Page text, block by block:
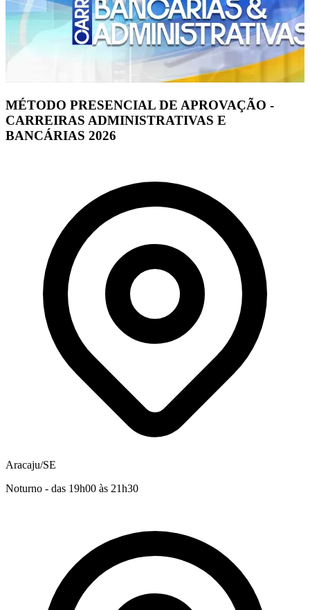
MÉTODO PRESENCIAL DE APROVAÇÃO -
CARREIRAS ADMINISTRATIVAS E
BANCÁRIAS 2026
Aracaju/SE
Noturno - das 19h00 às 21h30